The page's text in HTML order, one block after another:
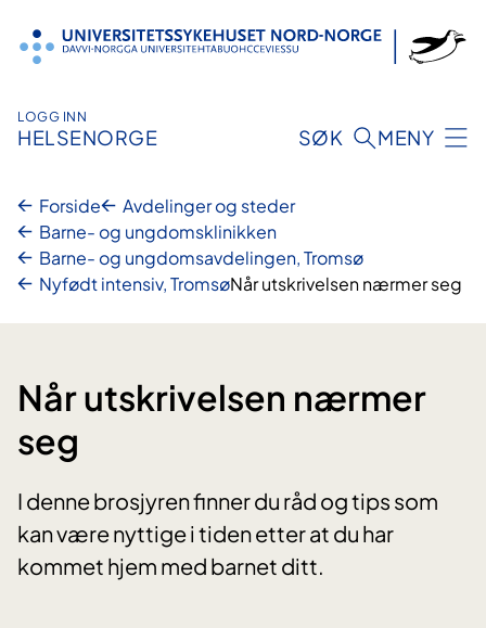
innhold
LOGG INN
HELSENORGE SØK MENY
Forside
Avdelinger og steder
Barne- og ungdomsklinikken
Barne- og ungdomsavdelingen, Tromsø
Nyfødt intensiv, TromsøNår utskrivelsen nærmer seg
Når utskrivelsen nærmer
seg
I denne brosjyren finner du råd og tips som
kan være nyttige i tiden etter at du har
kommet hjem med barnet ditt.